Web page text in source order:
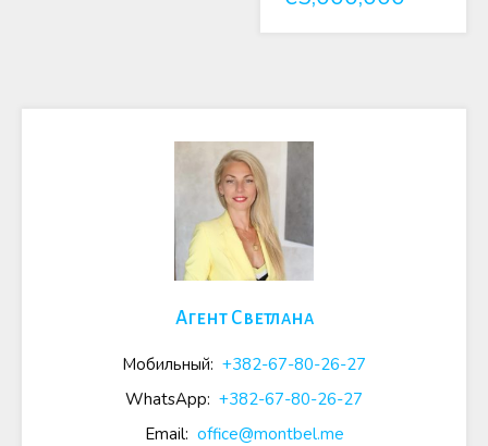
Агент Светлана
Мобильный: +382-67-80-26-27
WhatsApp: +382-67-80-26-27
Email: office@montbel.me